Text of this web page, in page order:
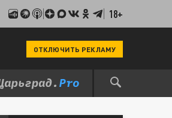
18+
ОТКЛЮЧИТЬ РЕКЛАМУ